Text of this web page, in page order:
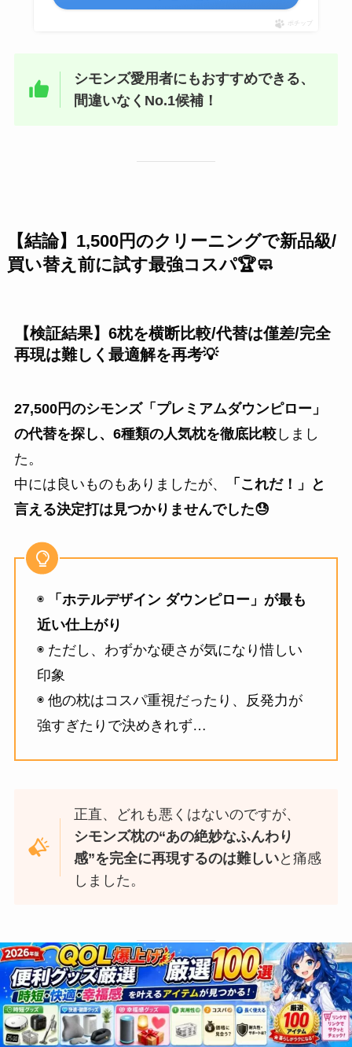
ポチップ
シモンズ愛用者にもおすすめできる、
間違いなくNo.1候補！
【結論】1,500円のクリーニングで新品級/
買い替え前に試す最強コスパ🏆🧼
【検証結果】6枕を横断比較/代替は僅差/完全
再現は難しく最適解を再考💡
27,500円のシモンズ「プレミアムダウンピロー」
の代替を探し、6種類の人気枕を徹底比較しまし
た。
中には良いものもありましたが、
「これだ！」と
言える決定打は見つかりませんでした😓
◉
「ホテルデザイン ダウンピロー」が最も
近い仕上がり
◉ ただし、わずかな硬さが気になり惜しい
印象
◉ 他の枕はコスパ重視だったり、反発力が
強すぎたりで決めきれず…
正直、どれも悪くはないのですが、
シモンズ枕の“あの絶妙なふんわり
感”を完全に再現するのは難しいと痛感
しました。
【体験談】羽毛枕クリーニングでふかふか復
活/首の収まりと肌触りが改善✨